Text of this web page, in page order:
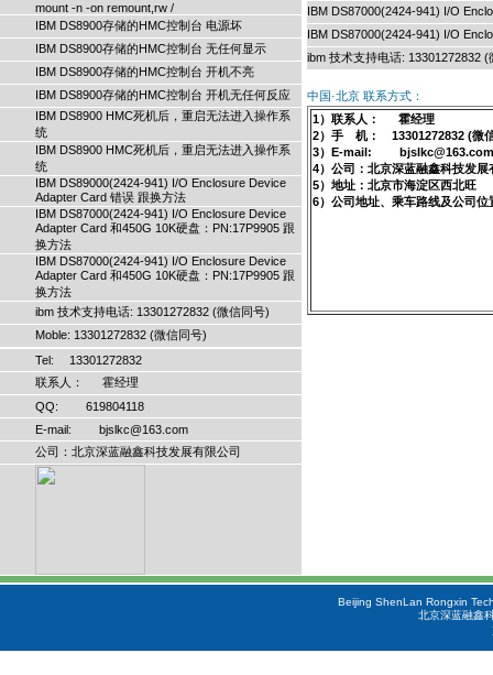
mount -n -on remount,rw /
IBM DS8900存储的HMC控制台 电源坏
IBM DS8900存储的HMC控制台 无任何显示
IBM DS8900存储的HMC控制台 开机不亮
IBM DS8900存储的HMC控制台 开机无任何反应
IBM DS8900 HMC死机后，重启无法进入操作系
统
IBM DS8900 HMC死机后，重启无法进入操作系
统
IBM DS89000(2424-941) I/O Enclosure Device
Adapter Card 错误 跟换方法
IBM DS87000(2424-941) I/O Enclosure Device
Adapter Card 和450G 10K硬盘：PN:17P9905 跟
换方法
IBM DS87000(2424-941) I/O Enclosure Device
Adapter Card 和450G 10K硬盘：PN:17P9905 跟
换方法
ibm 技术支持电话: 13301272832 (微信同号)
Moble: 13301272832 (微信同号)
Tel: 13301272832
联系人： 霍经理
QQ: 619804118
E-mail: bjslkc@163.com
公司：北京深蓝融鑫科技发展有限公司
IBM DS87000(2424-941) I/O
IBM DS87000(2424-941) I/O
ibm 技术支持电话: 13301272832 (
中国·北京 联系方式：
1）联系人： 霍经理
2）手 机： 13301272832 (微
3）E-mail: bjslkc@163.com
4）公司：北京深蓝融鑫科技发展
5）地址：北京市海淀区西北旺
6）公司地址、乘车路线及公司位
Beijing ShenLan Rongxin
北京深蓝融鑫